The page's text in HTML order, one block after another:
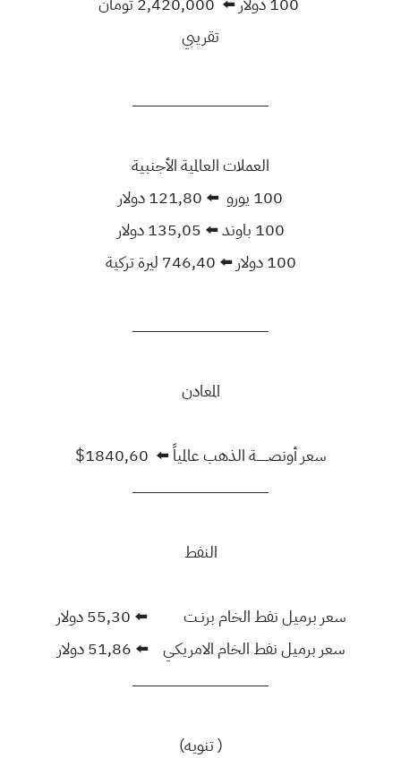
تقريبي
ــــــــــــــــــــــــــــــــــــــــــــــــــــــــــــــــــــــــــــ
العملات العالمية الأجنبية
100 يورو ⬅️ 121,80 دولار
100 باوند ⬅️ 135,05 دولار
100 دولار ⬅️ 746,40 ليرة تركية
ــــــــــــــــــــــــــــــــــــــــــــــــــــــــــــــــــــــــــــ
المعادن
سعر أونصــــــة الذهب عالمياً ⬅️ 1840,60$
ــــــــــــــــــــــــــــــــــــــــــــــــــــــــــــــــــــــــــــ
النفط
سعر برميل نفط الخام برنـت ⬅️ 55,30 دولار
سعر برميل نفط الخام الامريكـي ⬅️ 51,86 دولار
ــــــــــــــــــــــــــــــــــــــــــــــــــــــــــــــــــــــــــــ
( تنويه)